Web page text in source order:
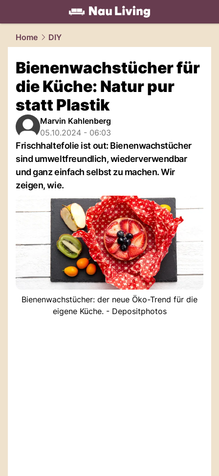
living.NAU.ch
Home DIY
Bienenwachstücher für
die Küche: Natur pur
statt Plastik
Marvin Kahlenberg
05.10.2024 - 06:03
Frischhaltefolie ist out: Bienenwachstücher
sind umweltfreundlich, wiederverwendbar
und ganz einfach selbst zu machen. Wir
zeigen, wie.
Bienenwachstücher: der neue Öko-Trend für die
eigene Küche. - Depositphotos